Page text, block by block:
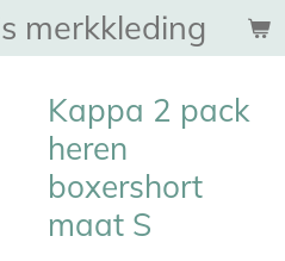
merkkleding
Kappa 2 pack
heren
boxershort
maat S